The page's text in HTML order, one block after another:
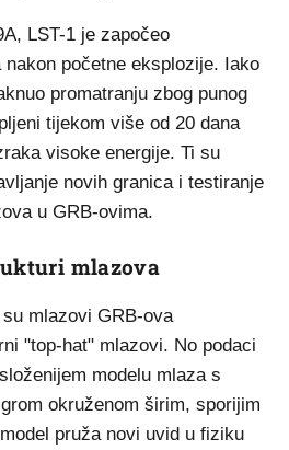
LST-1 je započeo
nakon početne eksplozije. Iako
promatranju zbog punog
tijekom više od 20 dana
visoke energije. Ti su
novih granica i testiranje
u GRB-ovima.
mlazova
mlazovi GRB-ova
"top-hat" mlazovi. No podaci
modelu mlaza s
okruženom širim, sporijim
pruža novi uvid u fiziku